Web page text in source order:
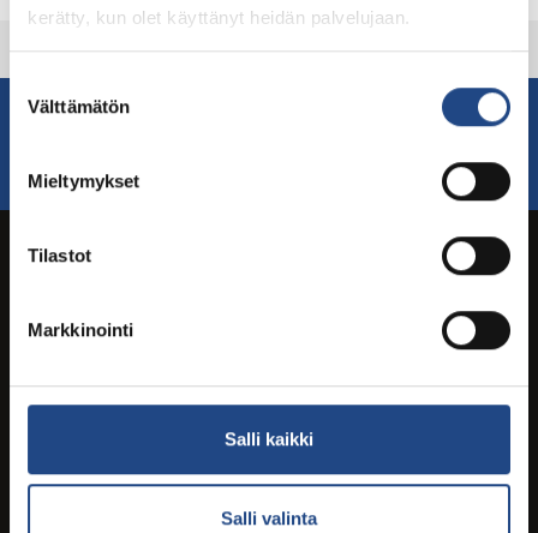
kerätty, kun olet käyttänyt heidän palvelujaan.
Suostumuksen
valinta
Välttämätön
Mieltymykset
Tilastot
Markkinointi
Salli kaikki
Salli valinta
For more information contact our sales
Digital brochures and magazines on ISSUU.com
Products & brands
Teknikum® Rubber Lined Steel Pipes